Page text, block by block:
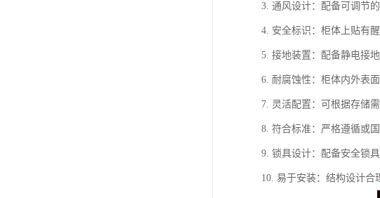
3. 通风设计：配备可调节
4. 安全标识：柜体上贴有
5. 接地装置：配备静电接
6. 耐腐蚀性：柜体内外表
7. 灵活配置：可根据存储
8. 符合标准：严格遵循或
9. 锁具设计：配备安全锁
10. 易于安装：结构设计合